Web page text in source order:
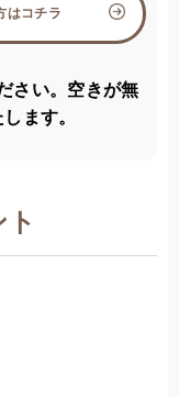
はコチラ
さい。空きが無
ます。